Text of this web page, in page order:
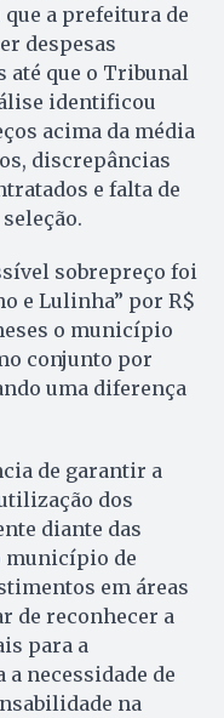
a prefeitura de
despesas
até que o Tribunal
identificou
acima da média
discrepâncias
e falta de
sobrepreço foi
e Lulinha” por R$
o município
conjunto por
uma diferença
de garantir a
dos
diante das
município de
em áreas
de reconhecer a
para a
a necessidade de
na